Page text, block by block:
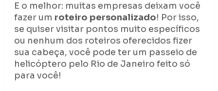
E o melhor: muitas empresas deixam você
fazer um roteiro personalizado! Por isso,
se quiser visitar pontos muito específicos
ou nenhum dos roteiros oferecidos fizer
sua cabeça, você pode ter um passeio de
helicóptero pelo Rio de Janeiro feito só
para você!